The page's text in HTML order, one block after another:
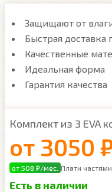
Защищают от
Быстрая доставка
Качественные
Идеальная форма
Гарантия качества
Комплект из 3 EVA
от 3050
от 508 ₽/мес. Плати частями
Есть в наличии